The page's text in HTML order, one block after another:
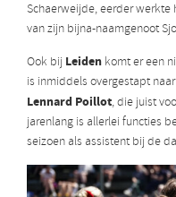
Schaerweijde, eerder werkte
van zijn bijna-naamgenoot
Ook bij Leiden komt er een
is inmiddels overgestapt
Lennard Poillot, die juist
jarenlang is allerlei functies
seizoen als assistent bij de